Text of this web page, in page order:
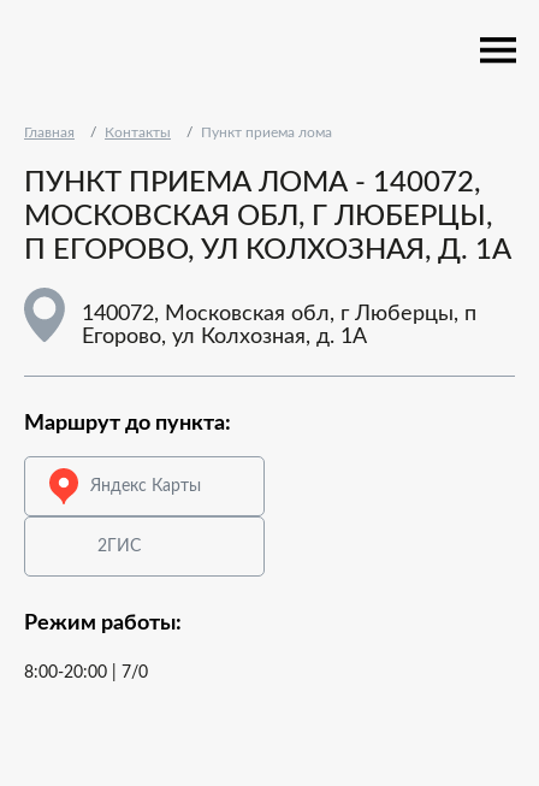
Главная Контакты Пункт приема лома
ПУНКТ ПРИЕМА ЛОМА - 140072,
МОСКОВСКАЯ ОБЛ, Г ЛЮБЕРЦЫ,
П ЕГОРОВО, УЛ КОЛХОЗНАЯ, Д. 1А
140072, Московская обл, г Люберцы, п
Егорово, ул Колхозная, д. 1А
Маршрут до пункта:
Яндекс Карты
2ГИС
Режим работы:
8:00-20:00 | 7/0